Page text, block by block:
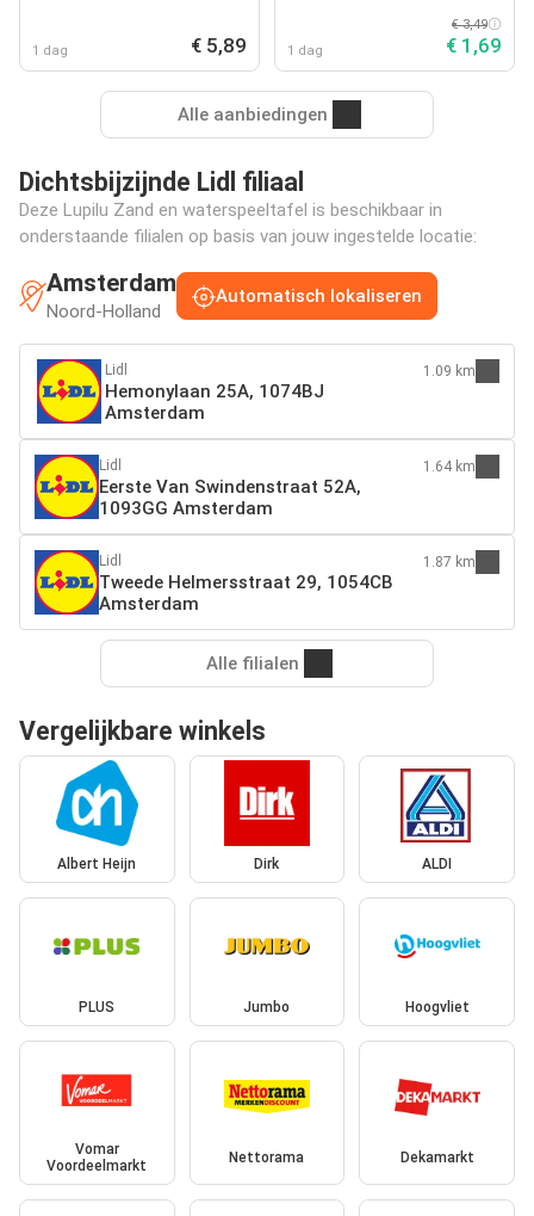
1 dag € 5,89 1 dag
€ 3,49
€ 1,69
Alle aanbiedingen
Dichtsbijzijnde Lidl filiaal
Deze Lupilu Zand en waterspeeltafel is beschikbaar in
onderstaande filialen op basis van jouw ingestelde locatie:
Amsterdam
Noord-Holland
Automatisch lokaliseren
Lidl
Hemonylaan 25A, 1074BJ
Amsterdam
1.09 km
Lidl
Eerste Van Swindenstraat 52A,
1093GG Amsterdam
1.64 km
Lidl
Tweede Helmersstraat 29, 1054CB
Amsterdam
1.87 km
Alle filialen
Vergelijkbare winkels
Albert Heijn Dirk ALDI
PLUS Jumbo Hoogvliet
Vomar
Voordeelmarkt
Nettorama Dekamarkt